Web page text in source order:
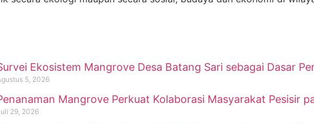
Ekosistem Mangrove Desa Batang Sari sebagai Dasar
5, 2026
Mangrove Perkuat Kolaborasi Masyarakat Pesisir
29, 2026